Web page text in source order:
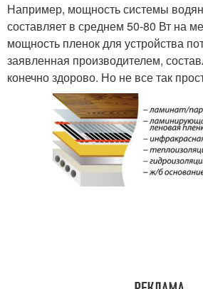
Например, мощность системы
составляет в среднем 50-80 Вт на
мощность пленок для устройства
заявленная производителем,
конечно здорово. Но не все так